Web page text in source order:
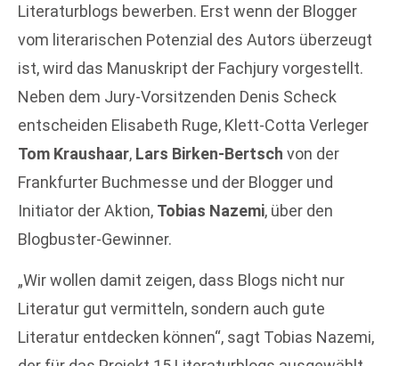
Literaturblogs bewerben. Erst wenn der Blogger
vom literarischen Potenzial des Autors überzeugt
ist, wird das Manuskript der Fachjury vorgestellt.
Neben dem Jury-Vorsitzenden Denis Scheck
entscheiden Elisabeth Ruge, Klett-Cotta Verleger
Tom Kraushaar, Lars Birken-Bertsch von der
Frankfurter Buchmesse und der Blogger und
Initiator der Aktion, Tobias Nazemi, über den
Blogbuster-Gewinner.
„Wir wollen damit zeigen, dass Blogs nicht nur
Literatur gut vermitteln, sondern auch gute
Literatur entdecken können“, sagt Tobias Nazemi,